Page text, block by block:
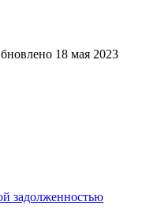
18 мая 2023
задолженностью